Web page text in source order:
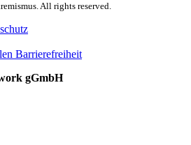
All rights reserved.
Barrierefreiheit
gGmbH